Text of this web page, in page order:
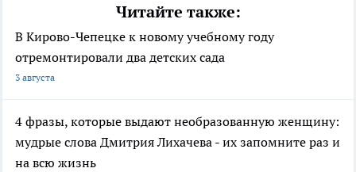
Читайте также:
В Кирово-Чепецке к новому учебному году
отремонтировали два детских сада
3 августа
4 фразы, которые выдают необразованную женщину:
мудрые слова Дмитрия Лихачева - их запомните раз и
на всю жизнь